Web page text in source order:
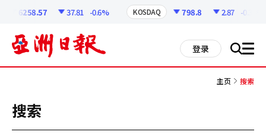
6258.57 37.81 -0.6% KOSDAQ 798.8 2.87 -0.36%
登录 搜 all
主页 搜索
搜索